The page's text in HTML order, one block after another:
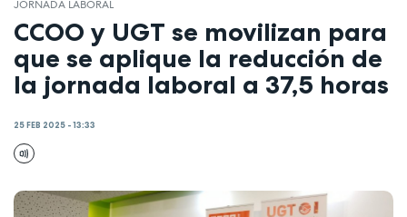
JORNADA LABORAL
CCOO y UGT se movilizan para
que se aplique la reducción de
la jornada laboral a 37,5 horas
25 FEB 2025 - 13:33